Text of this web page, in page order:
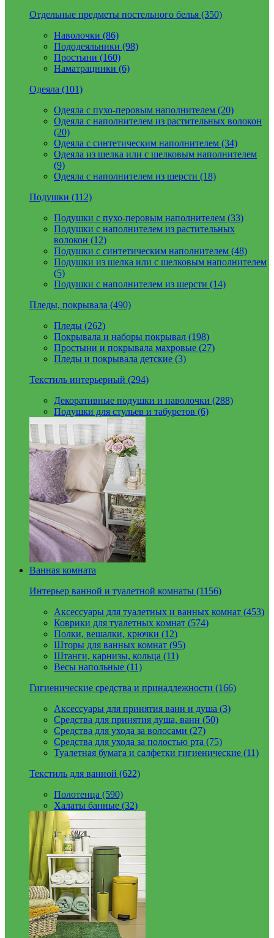
Отдельные предметы постельного белья (350)
Наволочки (86)
Пододеяльники (98)
Простыни (160)
Наматрацники (6)
Одеяла (101)
Одеяла с пухо-перовым наполнителем (20)
Одеяла с наполнителем из растительных волокон
(20)
Одеяла с синтетическим наполнителем (34)
Одеяла из шелка или с шелковым наполнителем
(9)
Одеяла с наполнителем из шерсти (18)
Подушки (112)
Подушки с пухо-перовым наполнителем (33)
Подушки с наполнителем из растительных
волокон (12)
Подушки с синтетическим наполнителем (48)
Подушки из шелка или с шелковым наполнителем
(5)
Подушки с наполнителем из шерсти (14)
Пледы, покрывала (490)
Пледы (262)
Покрывала и наборы покрывал (198)
Простыни и покрывала махровые (27)
Пледы и покрывала детские (3)
Текстиль интерьерный (294)
Декоративные подушки и наволочки (288)
Подушки для стульев и табуретов (6)
Ванная комната
Интерьер ванной и туалетной комнаты (1156)
Аксессуары для туалетных и ванных комнат (453)
Коврики для туалетных комнат (574)
Полки, вешалки, крючки (12)
Шторы для ванных комнат (95)
Штанги, карнизы, кольца (11)
Весы напольные (11)
Гигиенические средства и принадлежности (166)
Аксессуары для принятия ванн и душа (3)
Средства для принятия душа, ванн (50)
Средства для ухода за волосами (27)
Средства для ухода за полостью рта (75)
Туалетная бумага и салфетки гигиенические (11)
Текстиль для ванной (622)
Полотенца (590)
Халаты банные (32)